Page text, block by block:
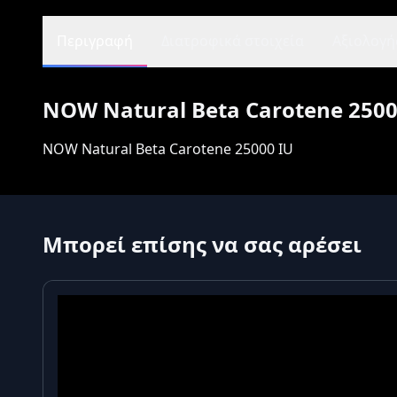
NOW Natural Beta Carotene
NOW Natural Beta Carotene 25000 IU
Μπορεί επίσης να σας αρέσει